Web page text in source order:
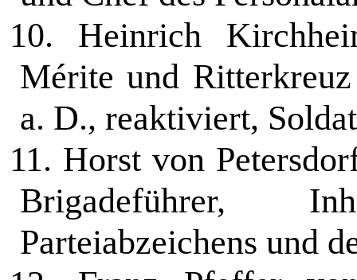
10.
Heinrich
Mérite und
a. D., reaktiviert,
11. Horst von
Brigade­führer,
Parteiabzeichens und